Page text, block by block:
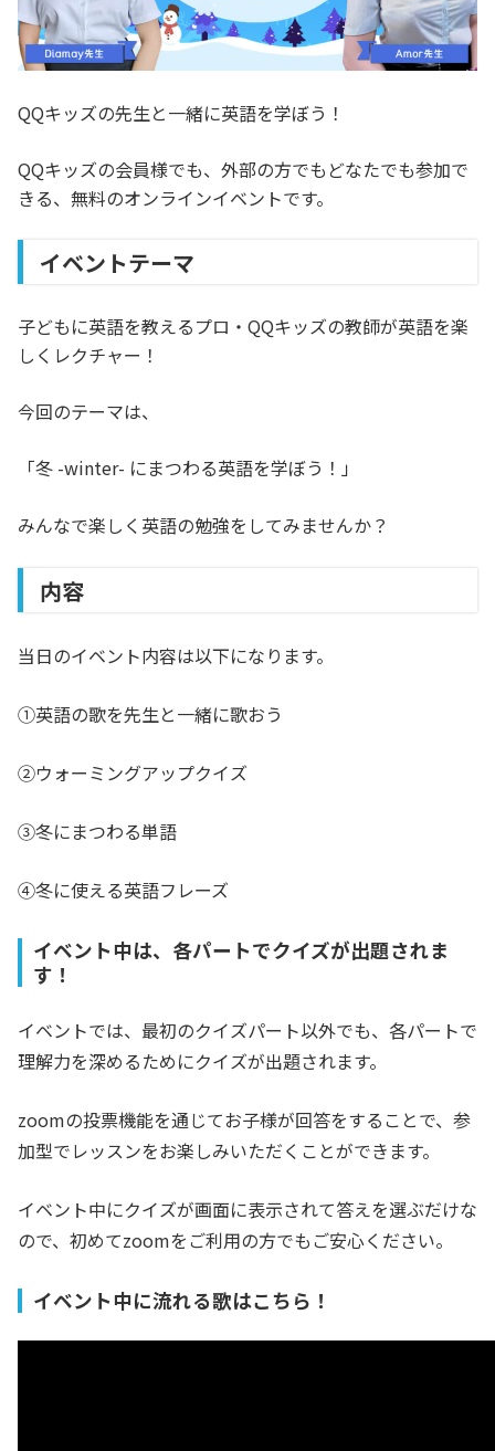
QQキッズの先生と一緒に英語を学ぼう！
QQキッズの会員様でも、外部の方でもどなたでも参加で
きる、無料のオンラインイベントです。
イベントテーマ
子どもに英語を教えるプロ・QQキッズの教師が英語を楽
しくレクチャー！
今回のテーマは、
「冬 -winter- にまつわる英語を学ぼう！ 」
みんなで楽しく英語の勉強をしてみませんか？
内容
当日のイベント内容は以下になります。
①英語の歌を先生と一緒に歌おう
②ウォーミングアップクイズ
③冬にまつわる単語
④冬に使える英語フレーズ
イベント中は、各パートでクイズが出題されま
す！
イベントでは、最初のクイズパート以外でも、各パートで
理解力を深めるためにクイズが出題されます。
zoomの投票機能を通じてお子様が回答をすることで、参
加型でレッスンをお楽しみいただくことができます。
イベント中にクイズが画面に表示されて答えを選ぶだけな
ので、初めてzoomをご利用の方でもご安心ください。
イベント中に流れる歌はこちら！